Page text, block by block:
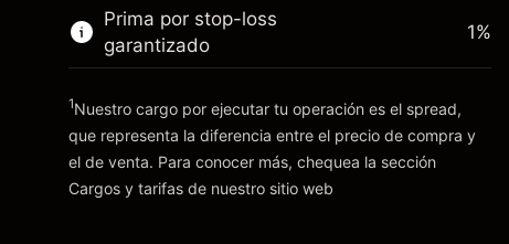
Ir a la plataforma
Tamaño de la operación con apalancamiento
~€20,000.00
Dinero del apalancamiento ~ $€19,000.00
Ir a la plataforma
Prima por stop-loss
garantizado
Cargos y tarifas
1%
1Nuestro cargo por ejecutar tu operación es el spread,
que representa la diferencia entre el precio de compra y
el de venta. Para conocer más, chequea la sección
Cargos y tarifas de nuestro sitio web